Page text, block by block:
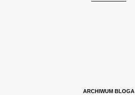
ARCHIWUM BLOGA